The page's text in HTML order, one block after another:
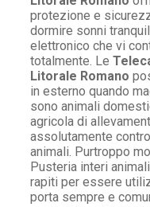
protezione e
dormire sonni
elettronico che vi
totalmente. Le
Litorale Romano
in esterno quando
sono animali
agricola di
assolutamente
animali. Purtroppo
Pusteria interi
rapiti per essere
porta sempre e